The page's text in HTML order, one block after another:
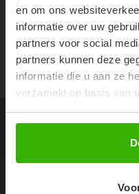
en om ons
informatie over uw
partners voor social
partners kunnen deze
informatie die u aan ze
verzameld op basis van
50%